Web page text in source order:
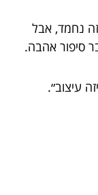
נחמד, אבל
סיפור אהבה.
עיצוב״.